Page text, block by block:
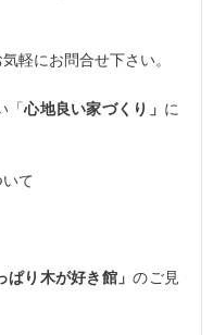
軽にお問合せ下さい。
「心地良い家づくり」 に
て
ぱり木が好き館」のご見